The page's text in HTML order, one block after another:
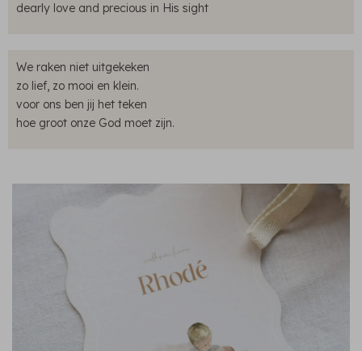
dearly love and precious in His sight
We raken niet uitgekeken
zo lief, zo mooi en klein.
voor ons ben jij het teken
hoe groot onze God moet zijn.